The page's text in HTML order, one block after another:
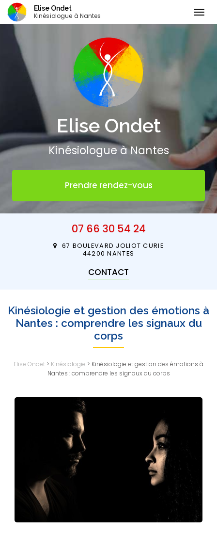
Aller
contenu
principal
Elise Ondet
Kinésiologue à Nantes
Elise Ondet
Kinésiologue à Nantes
Prendre rendez-vous
07 66 30 54 24
67 BOULEVARD JOLIOT CURIE
44200 NANTES
CONTACT
Kinésiologie et gestion des émotions à
Nantes : comprendre les signaux du
corps
Elise Ondet > Kinésiologie > Kinésiologie et gestion des émotions à
Nantes : comprendre les signaux du corps